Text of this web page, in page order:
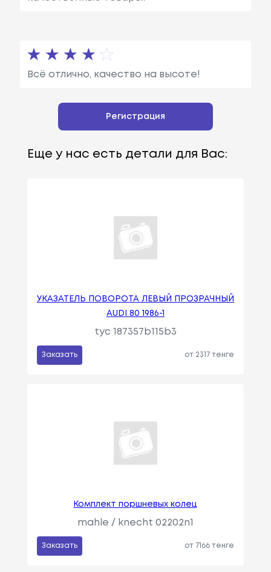
Всё отлично, качество на высоте!
Регистрация
Еще у нас есть детали для Вас:
УКАЗАТЕЛЬ ПОВОРОТА ЛЕВЫЙ ПРОЗРАЧНЫЙ
AUDI 80 1986-1
tyc 187357b115b3
Заказать от 2317 тенге
Комплект поршневых колец
mahle / knecht 02202n1
Заказать от 7166 тенге